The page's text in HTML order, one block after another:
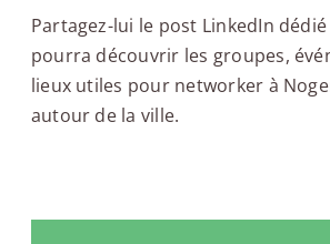
Partagez-lui le post LinkedIn
pourra découvrir les groupes,
lieux utiles pour networker à
autour de la ville.